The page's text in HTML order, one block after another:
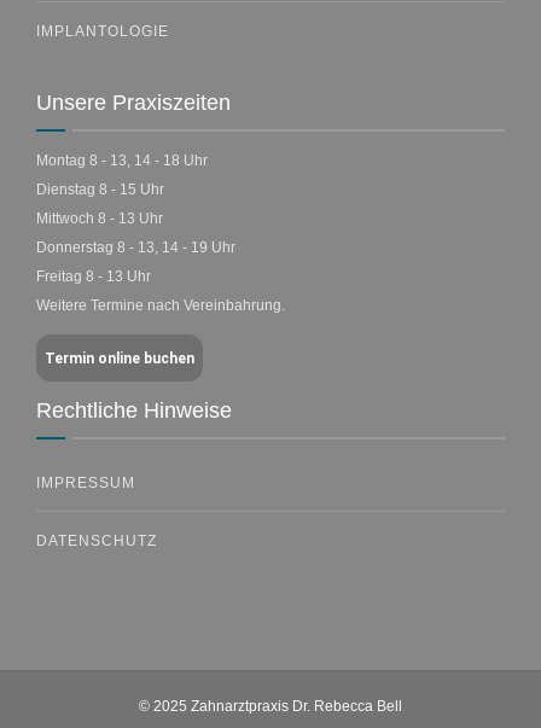
IMPLANTOLOGIE
Unsere Praxiszeiten
Montag 8 - 13, 14 - 18 Uhr
Dienstag 8 - 15 Uhr
Mittwoch 8 - 13 Uhr
Donnerstag 8 - 13, 14 - 19 Uhr
Freitag 8 - 13 Uhr
Weitere Termine nach Vereinbahrung.
Termin online buchen
Rechtliche Hinweise
IMPRESSUM
DATENSCHUTZ
© 2025 Zahnarztpraxis Dr. Rebecca Bell